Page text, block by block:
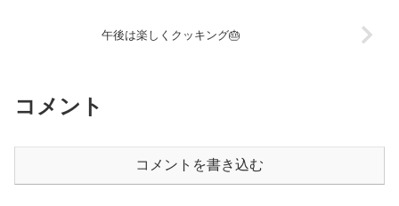
午後は楽しくクッキング🎂
コメント
コメントを書き込む